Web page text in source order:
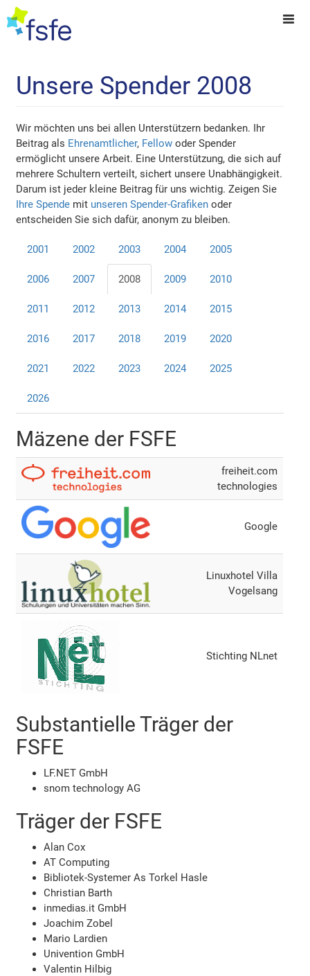
Unsere Spender 2008
Wir möchten uns bei allen Unterstützern bedanken. Ihr
Beitrag als Ehrenamtlicher, Fellow oder Spender
ermöglicht unsere Arbeit. Eine Unterstützung, die sich auf
mehrere Schultern verteilt, sichert unsere Unabhängigkeit.
Darum ist jeder kleine Beitrag für uns wichtig. Zeigen Sie
Ihre Spende mit unseren Spender-Grafikenoder
entscheiden Sie sich dafür, anonym zu bleiben.
2001 2002 2003 2004 2005
2006 2007 2008 2009 2010
2011 2012 2013 2014 2015
2016 2017 2018 2019 2020
2021 2022 2023 2024 2025
2026
Mäzene der FSFE
freiheit.com
technologies
Google
Linuxhotel Villa
Vogelsang
Stichting NLnet
Substantielle Träger der
FSFE
LF.NET GmbH
snom technology AG
Träger der FSFE
Alan Cox
AT Computing
Bibliotek-Systemer As Torkel Hasle
Christian Barth
inmedias.it GmbH
Joachim Zobel
Mario Lardien
Univention GmbH
Valentin Hilbig